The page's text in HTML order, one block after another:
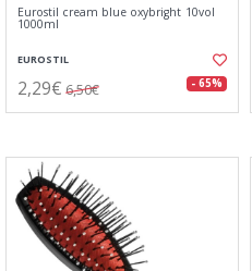
Eurostil cream blue oxybright 10vol
1000ml
EUROSTIL
2,29€ 6,50€ - 65%